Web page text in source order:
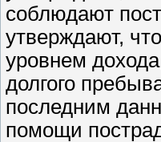
соблюдают
утверждают,
уровнем
долгого
последним
помощи